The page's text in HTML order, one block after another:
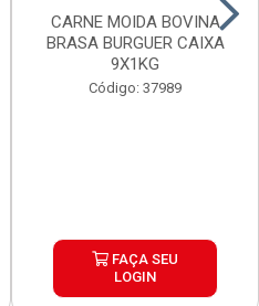
CARNE MOIDA BOVINA
BRASA BURGUER CAIXA
9X1KG
Código: 37989
FAÇA SEU
LOGIN